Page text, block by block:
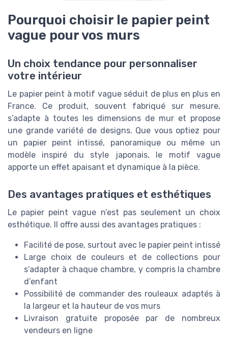
Pourquoi choisir le papier peint
vague pour vos murs
Un choix tendance pour personnaliser
votre intérieur
Le papier peint à motif vague séduit de plus en plus en
France. Ce produit, souvent fabriqué sur mesure,
s’adapte à toutes les dimensions de mur et propose
une grande variété de designs. Que vous optiez pour
un papier peint intissé, panoramique ou même un
modèle inspiré du style japonais, le motif vague
apporte un effet apaisant et dynamique à la pièce.
Des avantages pratiques et esthétiques
Le papier peint vague n’est pas seulement un choix
esthétique. Il offre aussi des avantages pratiques :
Facilité de pose, surtout avec le papier peint intissé
Large choix de couleurs et de collections pour
s’adapter à chaque chambre, y compris la chambre
d’enfant
Possibilité de commander des rouleaux adaptés à
la largeur et la hauteur de vos murs
Livraison gratuite proposée par de nombreux
vendeurs en ligne